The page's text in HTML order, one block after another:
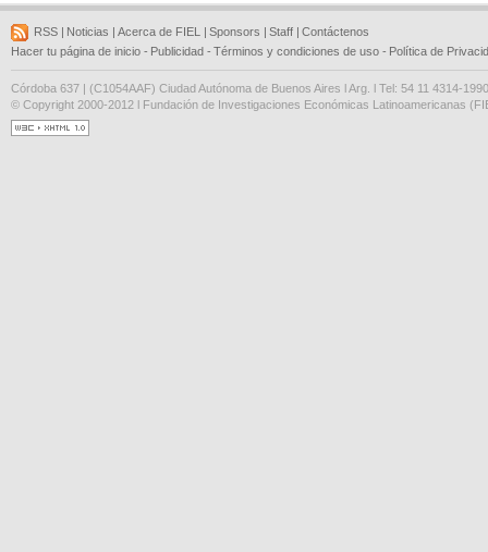
RSS | Noticias | Acerca de FIEL | Sponsors | Staff | Contáctenos
Hacer tu página de inicio - Publicidad - Términos y condiciones de uso - Política de
Córdoba 637 | (C1054AAF) Ciudad Autónoma de Buenos Aires l Arg. l Tel: 54 11 4314-1990
© Copyright 2000-2012 l Fundación de Investigaciones Económicas Latinoamericanas